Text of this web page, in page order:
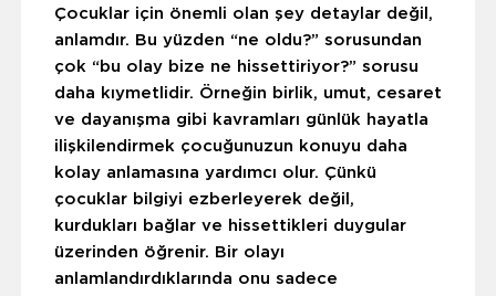
Çocuklar için önemli olan şey detaylar değil,
anlamdır. Bu yüzden “ne oldu?” sorusundan
çok “bu olay bize ne hissettiriyor?” sorusu
daha kıymetlidir. Örneğin birlik, umut, cesaret
ve dayanışma gibi kavramları günlük hayatla
ilişkilendirmek çocuğunuzun konuyu daha
kolay anlamasına yardımcı olur. Çünkü
çocuklar bilgiyi ezberleyerek değil,
kurdukları bağlar ve hissettikleri duygular
üzerinden öğrenir. Bir olayı
anlamlandırdıklarında onu sadece